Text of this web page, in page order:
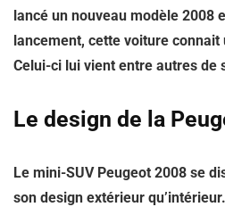
lancé un nouveau modèle 2008
lancement, cette voiture connait
Celui-ci lui vient entre autres de
Le design de la
Le mini-SUV Peugeot 2008 se
son design extérieur